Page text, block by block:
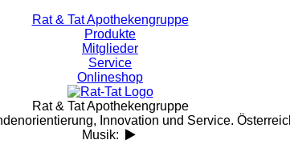
Rat & Tat Apothekengruppe
Produkte
Mitglieder
Service
Onlineshop
Rat & Tat Apothekengruppe
Innovation und Service.
Musik: